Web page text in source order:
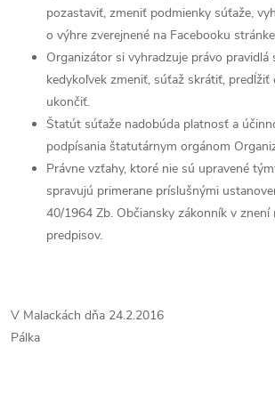
pozastaviť, zmeniť podmienky súťaže,
o výhre zverejnené na Facebooku
Organizátor si vyhradzuje právo
kedykoľvek zmeniť, súťaž skrátiť, predĺžiť
ukončiť.
Štatút súťaže nadobúda platnosť a
podpísania štatutárnym orgánom
Právne vzťahy, ktoré nie sú upravené
spravujú primerane príslušnými
40/1964 Zb. Občiansky zákonník v znení
predpisov.
V Malackách dňa
Pálka